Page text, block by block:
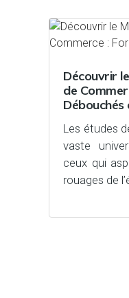
Découvrir
de
Débouchés
Les études
vaste
ceux qui
rouages de